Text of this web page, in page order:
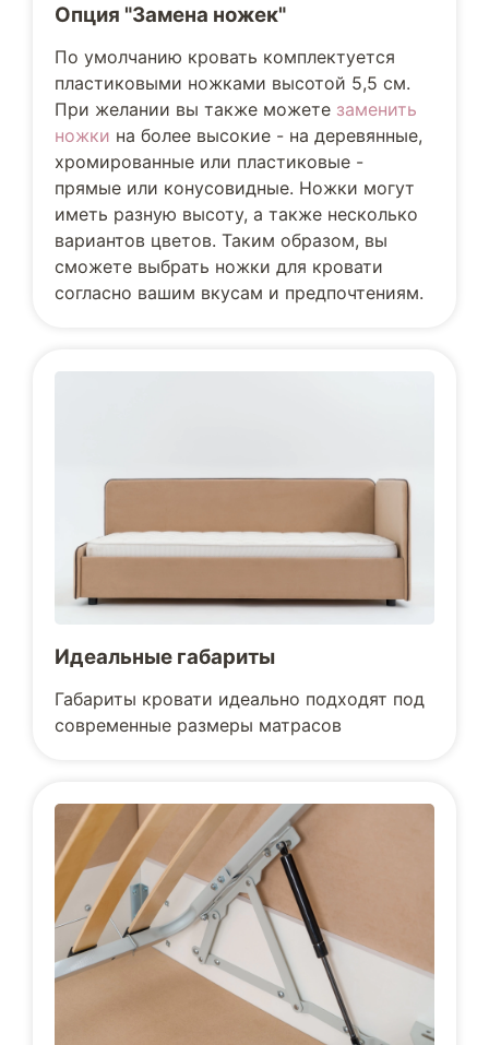
Опция "Замена ножек"
По умолчанию кровать комплектуется
пластиковыми ножками высотой 5,5 см.
При желании вы также можете заменить
ножки на более высокие - на деревянные,
хромированные или пластиковые -
прямые или конусовидные. Ножки могут
иметь разную высоту, а также несколько
вариантов цветов. Таким образом, вы
сможете выбрать ножки для кровати
согласно вашим вкусам и предпочтениям.
Идеальные габариты
Габариты кровати идеально подходят под
современные размеры матрасов